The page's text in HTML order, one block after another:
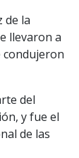
de la
llevaron a
condujeron
del
y fue el
de las